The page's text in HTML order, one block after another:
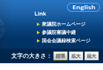
衆議院ホームページ
参議院審議中継
国会会議録検索ページ
文字の大きさ：